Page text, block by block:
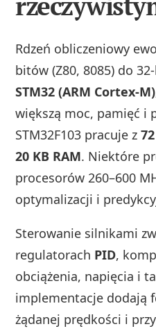
Rdzeń obliczeniowy
bitów (Z80, 8085) do
STM32 (ARM Cortex‑M)
większą moc, pamięć i
STM32F103 pracuje z
20 KB RAM. Niektóre
procesorów 260–600
optymalizacji i
Sterowanie silnikami
regulatorach PID,
obciążenia, napięcia i
implementacje dodają
żądanej prędkości i